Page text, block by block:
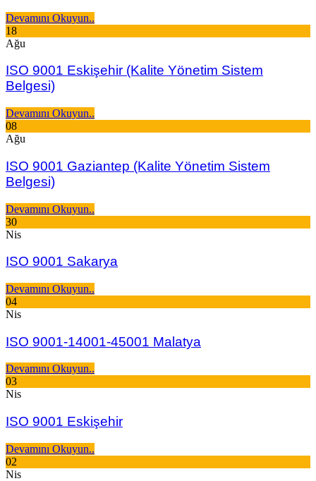
Devamını Okuyun..
18
Ağu
ISO 9001 Eskişehir (Kalite Yönetim Sistem
Belgesi)
Devamını Okuyun..
08
Ağu
ISO 9001 Gaziantep (Kalite Yönetim Sistem
Belgesi)
Devamını Okuyun..
30
Nis
ISO 9001 Sakarya
Devamını Okuyun..
04
Nis
ISO 9001-14001-45001 Malatya
Devamını Okuyun..
03
Nis
ISO 9001 Eskişehir
Devamını Okuyun..
02
Nis